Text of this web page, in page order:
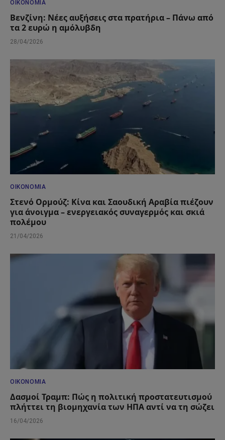
ΟΙΚΟΝΟΜΊΑ
Βενζίνη: Νέες αυξήσεις στα πρατήρια – Πάνω από
τα 2 ευρώ η αμόλυβδη
28/04/2026
ΟΙΚΟΝΟΜΊΑ
Στενό Ορμούζ: Κίνα και Σαουδική Αραβία πιέζουν
για άνοιγμα – ενεργειακός συναγερμός και σκιά
πολέμου
21/04/2026
ΟΙΚΟΝΟΜΊΑ
Δασμοί Τραμπ: Πώς η πολιτική προστατευτισμού
πλήττει τη βιομηχανία των ΗΠΑ αντί να τη σώζει
16/04/2026